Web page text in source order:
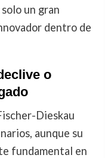
un gran
dentro de
o
Dieskau
aunque su
fundamental en